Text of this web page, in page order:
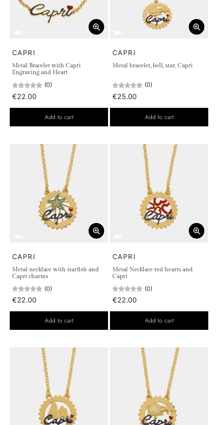
CAPRI
Metal Bracelet with Capri
Engraving and Heart
(0)
€22.00
Add to cart
CAPRI
Metal bracelet, bell, star, Capri
(0)
€25.00
Add to cart
CAPRI
Metal necklace with starfish and
Capri charms
(0)
€22.00
Add to cart
CAPRI
Metal Necklace red hearts and
Capri
(0)
€22.00
Add to cart